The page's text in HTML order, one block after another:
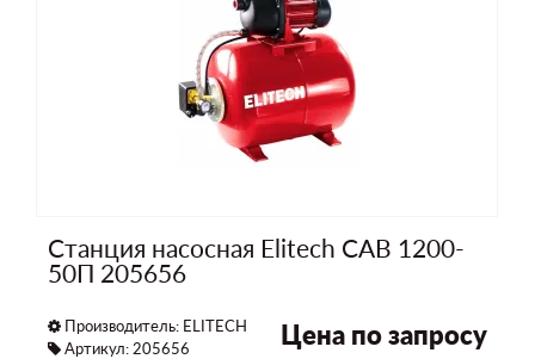
Станция насосная Elitech САВ 1200-
50П 205656
Производитель: ELITECH
Артикул: 205656
Цена по запросу